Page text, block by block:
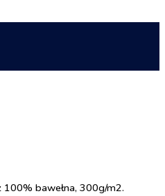
bawełna, 300g/m2.